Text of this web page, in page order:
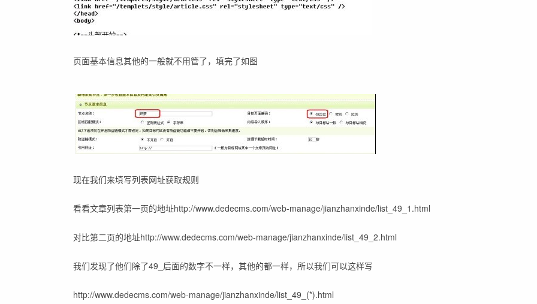
页面基本信息其他的一般就不用管了，填完了如图
现在我们来填写列表网址获取规则
看看文章列表第一页的地址http://www.dedecms.com/web-manage/jianzhanxinde/list_49_1.html
对比第二页的地址http://www.dedecms.com/web-manage/jianzhanxinde/list_49_2.html
我们发现了他们除了49_后面的数字不一样，其他的都一样，所以我们可以这样写
http://www.dedecms.com/web-manage/jianzhanxinde/list_49_(*).html